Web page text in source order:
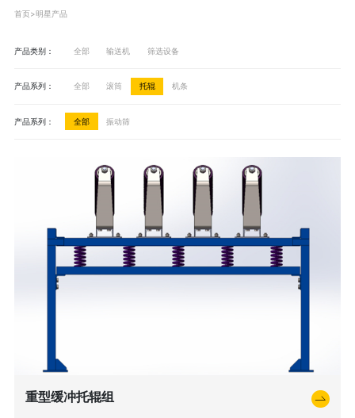
首页>明星产品
产品类别： 全部 输送机 筛选设备
产品系列： 全部 滚筒 托辊 机条
产品系列： 全部 振动筛
重型缓冲托辊组